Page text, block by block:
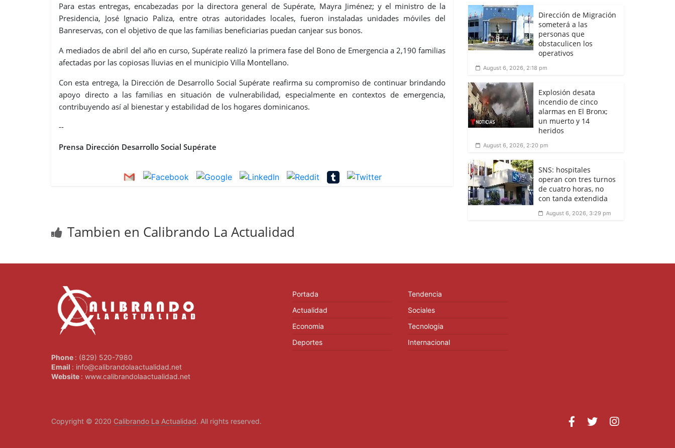
Para estas entregas, encabezadas por la directora general de Supérate, Mayra Jiménez; y el ministro de la
Presidencia, José Ignacio Paliza, entre otras autoridades locales, fueron instaladas unidades móviles del
Banreservas, con el objetivo de que las familias beneficiarias puedan canjear sus bonos.
A mediados de abril del año en curso, Supérate realizó la primera fase del Bono de Emergencia a 2,190 familias
afectadas por las copiosas lluvias en el municipio Villa Montellano.
Con esta entrega, la Dirección de Desarrollo Social Supérate reafirma su compromiso de continuar brindando
apoyo directo a las familias en situación de vulnerabilidad, especialmente en contextos de emergencia,
contribuyendo así al bienestar y estabilidad de los hogares dominicanos.
--
Prensa Dirección Desarrollo Social Supérate
Tambien en Calibrando La Actualidad
Dirección de Migración
someterá a las
personas que
obstaculicen los
operativos
August 6, 2026, 2:18 pm
Explosión desata
incendio de cinco
alarmas en El Bronx;
un muerto y 14
heridos
August 6, 2026, 2:20 pm
SNS: hospitales
operan con tres turnos
de cuatro horas, no
con tanda extendida
August 6, 2026, 3:29 pm
Phone : (829) 520-7980
Email : info@calibrandolaactualidad.net
Website : www.calibrandolaactualidad.net
Portada
Actualidad
Economia
Deportes
Tendencia
Sociales
Tecnologia
Internacional
Copyright © 2020 Calibrando La Actualidad. All rights reserved.